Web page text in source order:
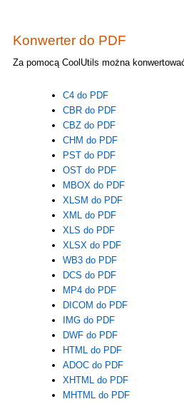
Konwerter do PDF
Za pomocą CoolUtils można
C4 do PDF
CBR do PDF
CBZ do PDF
CHM do PDF
PST do PDF
OST do PDF
MBOX do PDF
XLSM do PDF
XML do PDF
XLS do PDF
XLSX do PDF
WB3 do PDF
DCS do PDF
MP4 do PDF
DICOM do PDF
IMG do PDF
DWF do PDF
HTML do PDF
ADOC do PDF
XHTML do PDF
MHTML do PDF